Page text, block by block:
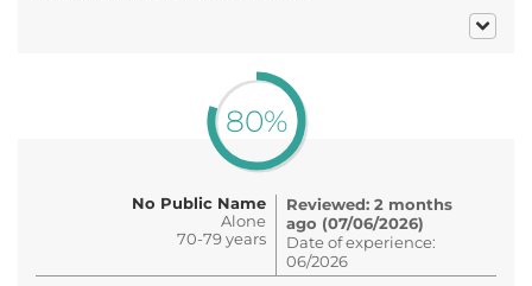
80%
No Public Name
Alone
70-79 years
Reviewed: 2 months
ago (07/06/2026)
Date of experience:
06/2026